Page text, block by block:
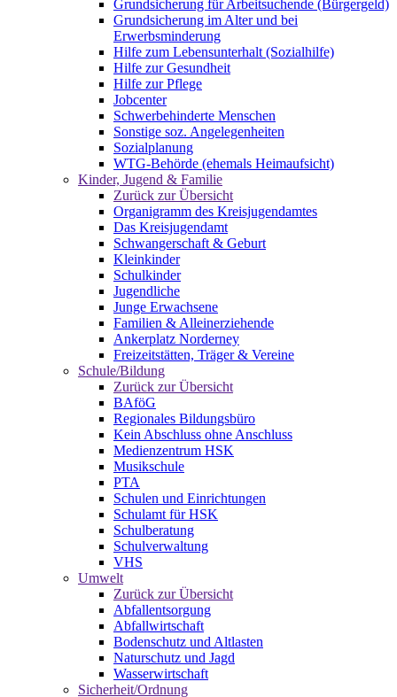
Grundsicherung für Arbeitsuchende (Bürgergeld)
Grundsicherung im Alter und bei
Erwerbsminderung
Hilfe zum Lebensunterhalt (Sozialhilfe)
Hilfe zur Gesundheit
Hilfe zur Pflege
Jobcenter
Schwerbehinderte Menschen
Sonstige soz. Angelegenheiten
Sozialplanung
WTG-Behörde (ehemals Heimaufsicht)
Kinder, Jugend & Familie
Zurück zur Übersicht
Organigramm des Kreisjugendamtes
Das Kreisjugendamt
Schwangerschaft & Geburt
Kleinkinder
Schulkinder
Jugendliche
Junge Erwachsene
Familien & Alleinerziehende
Ankerplatz Norderney
Freizeitstätten, Träger & Vereine
Schule/Bildung
Zurück zur Übersicht
BAföG
Regionales Bildungsbüro
Kein Abschluss ohne Anschluss
Medienzentrum HSK
Musikschule
PTA
Schulen und Einrichtungen
Schulamt für HSK
Schulberatung
Schulverwaltung
VHS
Umwelt
Zurück zur Übersicht
Abfallentsorgung
Abfallwirtschaft
Bodenschutz und Altlasten
Naturschutz und Jagd
Wasserwirtschaft
Sicherheit/Ordnung